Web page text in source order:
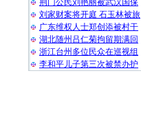
荆门公民刘艳丽被武汉国保
刘家财案将开庭 石玉林被旅
广东维权人士郑创添被村干
湖北随州吕仁菊拘留期满回
浙江台州多位民众在巡视组
李和平儿子第三次被禁办护